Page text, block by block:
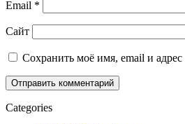
Email *
Сайт
Сохранить моё имя, email и
Categories